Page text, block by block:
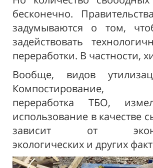
бесконечно.
задумываются о том,
задействовать
переработки. В частности,
Вообще, видов
Компостирование,
переработка ТБО,
использование в качестве
зависит от
экологических и других